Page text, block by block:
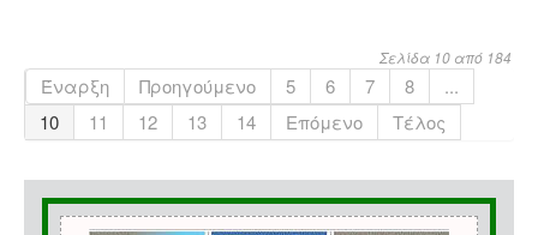
Σελίδα 10 από 184
Έναρξη Προηγούμενο 5 6 7 8
...
10
11 12 13 14 Επόμενο Τέλος